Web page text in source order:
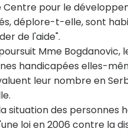
Centre pour le
déplore-t-elle, sont
de l'aide".
Mme
handicapées elles-
leur nombre en
situation des
loi en 2006 contre la